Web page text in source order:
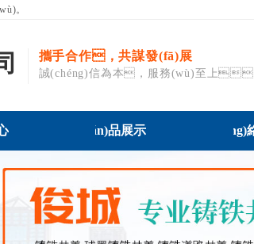
。
攜手合作，共謀發(fā)展
誠(chéng)信為本，服務(wù)至上
產(chǎn)品展示銷(xiāo)售網(wǎng)